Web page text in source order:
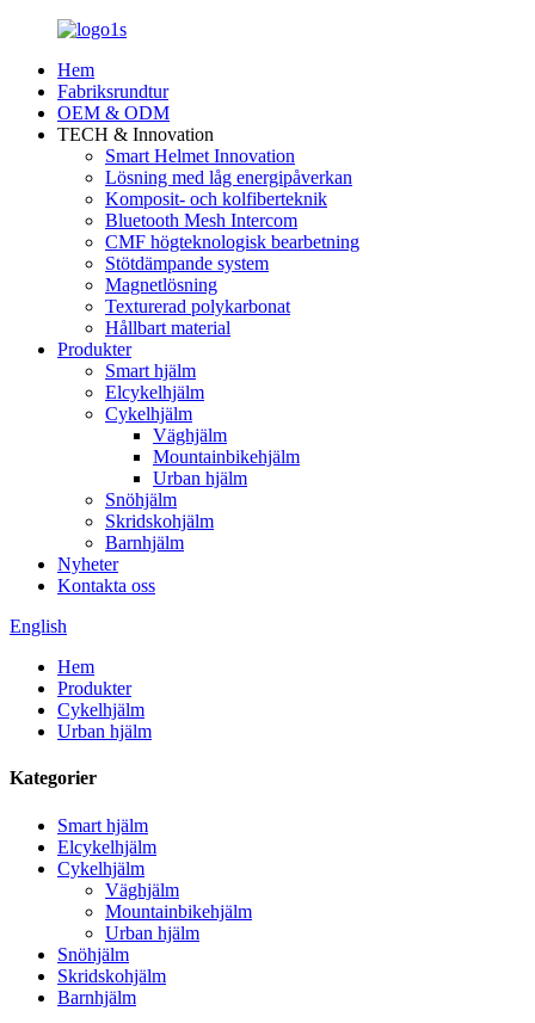
Hem
Fabriksrundtur
OEM & ODM
TECH & Innovation
Smart Helmet Innovation
Lösning med låg energipåverkan
Komposit- och kolfiberteknik
Bluetooth Mesh Intercom
CMF högteknologisk bearbetning
Stötdämpande system
Magnetlösning
Texturerad polykarbonat
Hållbart material
Produkter
Smart hjälm
Elcykelhjälm
Cykelhjälm
Väghjälm
Mountainbikehjälm
Urban hjälm
Snöhjälm
Skridskohjälm
Barnhjälm
Nyheter
Kontakta oss
English
Hem
Produkter
Cykelhjälm
Urban hjälm
Kategorier
Smart hjälm
Elcykelhjälm
Cykelhjälm
Väghjälm
Mountainbikehjälm
Urban hjälm
Snöhjälm
Skridskohjälm
Barnhjälm